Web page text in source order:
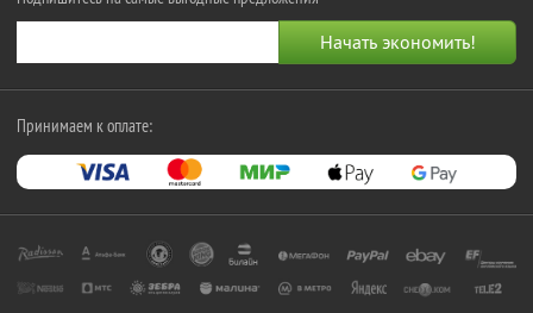
Принимаем к оплате: